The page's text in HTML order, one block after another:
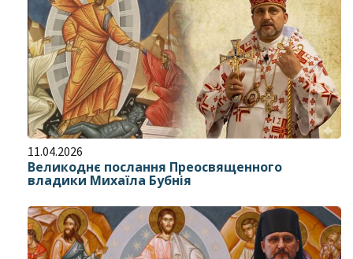
11.04.2026
Великоднє послання Преосвященного
владики Михаїла Бубнія